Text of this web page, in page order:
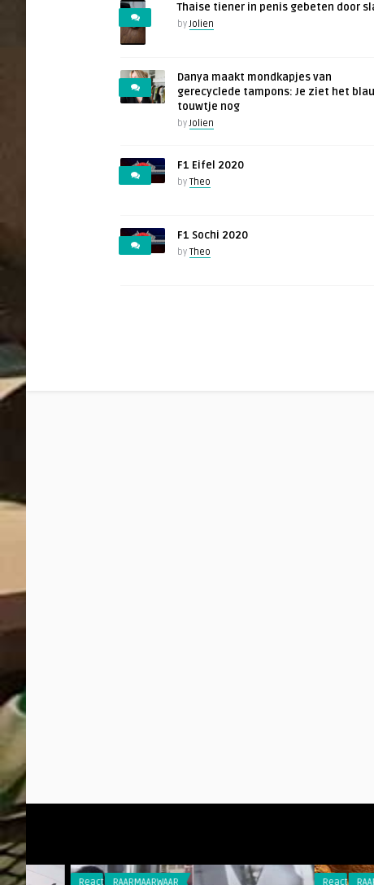
Thaise tiener in penis gebeten door
byJolien
Danya maakt mondkapjes van
gerecyclede tampons: Je ziet het
touwtje nog
byJolien
F1 Eifel 2020
by Theo
F1 Sochi 2020
by Theo
Reacties RAARMAARWAAR Reacties